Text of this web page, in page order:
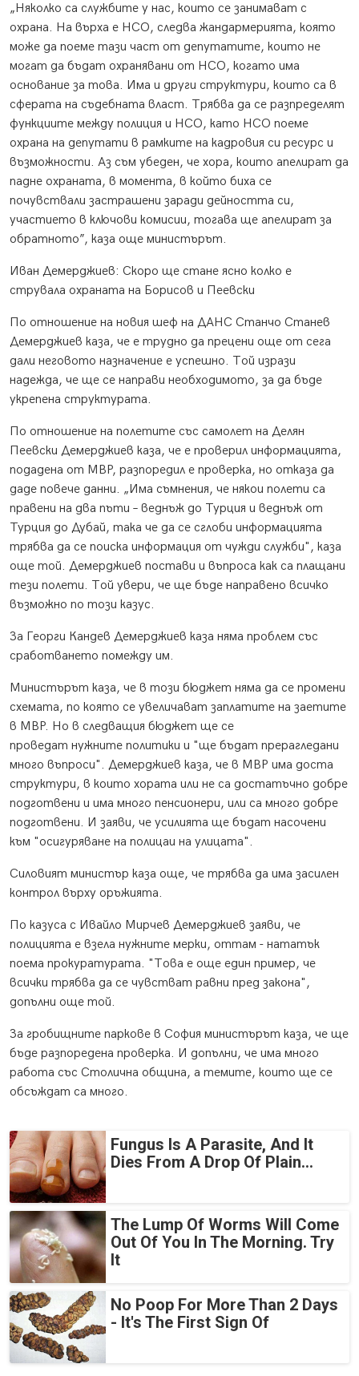
„Няколко са службите у нас, които се занимават с
охрана. На върха е НСО, следва жандармерията, която
може да поеме тази част от депутатите, които не
могат да бъдат охранявани от НСО, когато има
основание за това. Има и други структури, които са в
сферата на съдебната власт. Трябва да се разпределят
функциите между полиция и НСО, като НСО поеме
охрана на депутати в рамките на кадровия си ресурс и
възможности. Аз съм убеден, че хора, които апелират да
падне охраната, в момента, в който биха се
почувствали застрашени заради дейността си,
участието в ключови комисии, тогава ще апелират за
обратното”, каза още министърът.
Иван Демерджиев: Скоро ще стане ясно колко е
струвала охраната на Борисов и Пеевски
По отношение на новия шеф на ДАНС Станчо Станев
Демерджиев каза, че е трудно да прецени още от сега
дали неговото назначение е успешно. Той изрази
надежда, че ще се направи необходимото, за да бъде
укрепена структурата.
По отношение на полетите със самолет на Делян
Пеевски Демерджиев каза, че е проверил информацията,
подадена от МВР, разпоредил е проверка, но отказа да
даде повече данни. „Има съмнения, че някои полети са
правени на два пъти – веднъж до Турция и веднъж от
Турция до Дубай, така че да се сглоби информацията
трябва да се поиска информация от чужди служби", каза
още той. Демерджиев постави и въпроса как са плащани
тези полети. Той увери, че ще бъде направено всичко
възможно по този казус.
За Георги Кандев Демерджиев каза няма проблем със
сработването помежду им.
Министърът каза, че в този бюджет няма да се промени
схемата, по която се увеличават заплатите на заетите
в МВР. Но в следващия бюджет ще се
проведат нужните политики и "ще бъдат прерагледани
много въпроси". Демерджиев каза, че в МВР има доста
структури, в които хората или не са достатъчно добре
подготвени и има много пенсионери, или са много добре
подготвени. И заяви, че усилията ще бъдат насочени
към "осигуряване на полицаи на улицата".
Силовият министър каза още, че трябва да има засилен
контрол върху оръжията.
По казуса с Ивайло Мирчев Демерджиев заяви, че
полицията е взела нужните мерки, оттам - нататък
поема прокуратурата. "Това е още един пример, че
всички трябва да се чувстват равни пред закона",
допълни още той.
За гробищните паркове в София министърът каза, че ще
бъде разпоредена проверка. И допълни, че има много
работа със Столична община, а темите, които ще се
обсъждат са много.
Fungus Is A Parasite, And It
Dies From A Drop Of Plain...
The Lump Of Worms Will Come
Out Of You In The Morning. Try
It
No Poop For More Than 2 Days
- It's The First Sign Of